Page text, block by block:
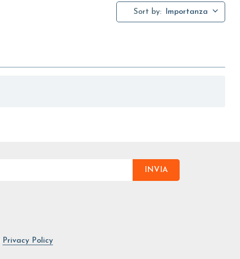
Sort by: Importanza
INVIA
Privacy Policy